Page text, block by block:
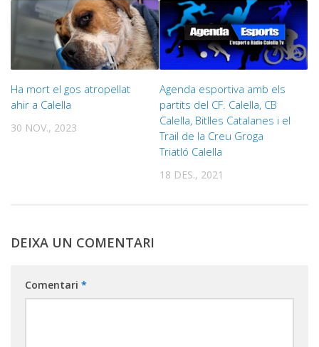
Ha mort el gos atropellat
ahir a Calella
30 NOV., 2023
Agenda esportiva amb els
partits del CF. Calella, CB
Calella, Bitlles Catalanes i el
Trail de la Creu Groga
Triatló Calella
18 DES., 2021
DEIXA UN COMENTARI
Comentari *